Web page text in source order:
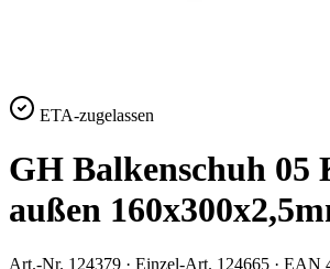
ETA-zugelassen
GH Balkenschuh 05
außen
Art.-Nr. 124379 · Einzel-Art. 124665 · EAN